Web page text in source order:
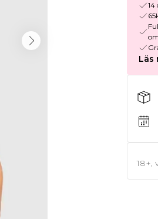
14
Läs
18+,